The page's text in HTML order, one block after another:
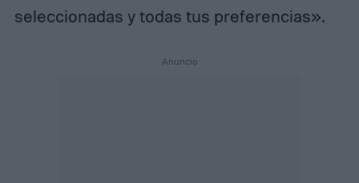
seleccionadas y todas tus preferencias».